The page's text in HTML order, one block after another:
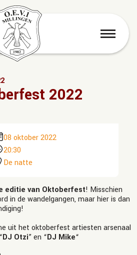
menu
2022
08 oktober 2022
20:30
De natte
editie van Oktoberfest! Misschien
in de wandelgangen, maar hier is dan
uit het oktoberfest artiesten arsenaal
DJ Otzi” en “DJ Mike“